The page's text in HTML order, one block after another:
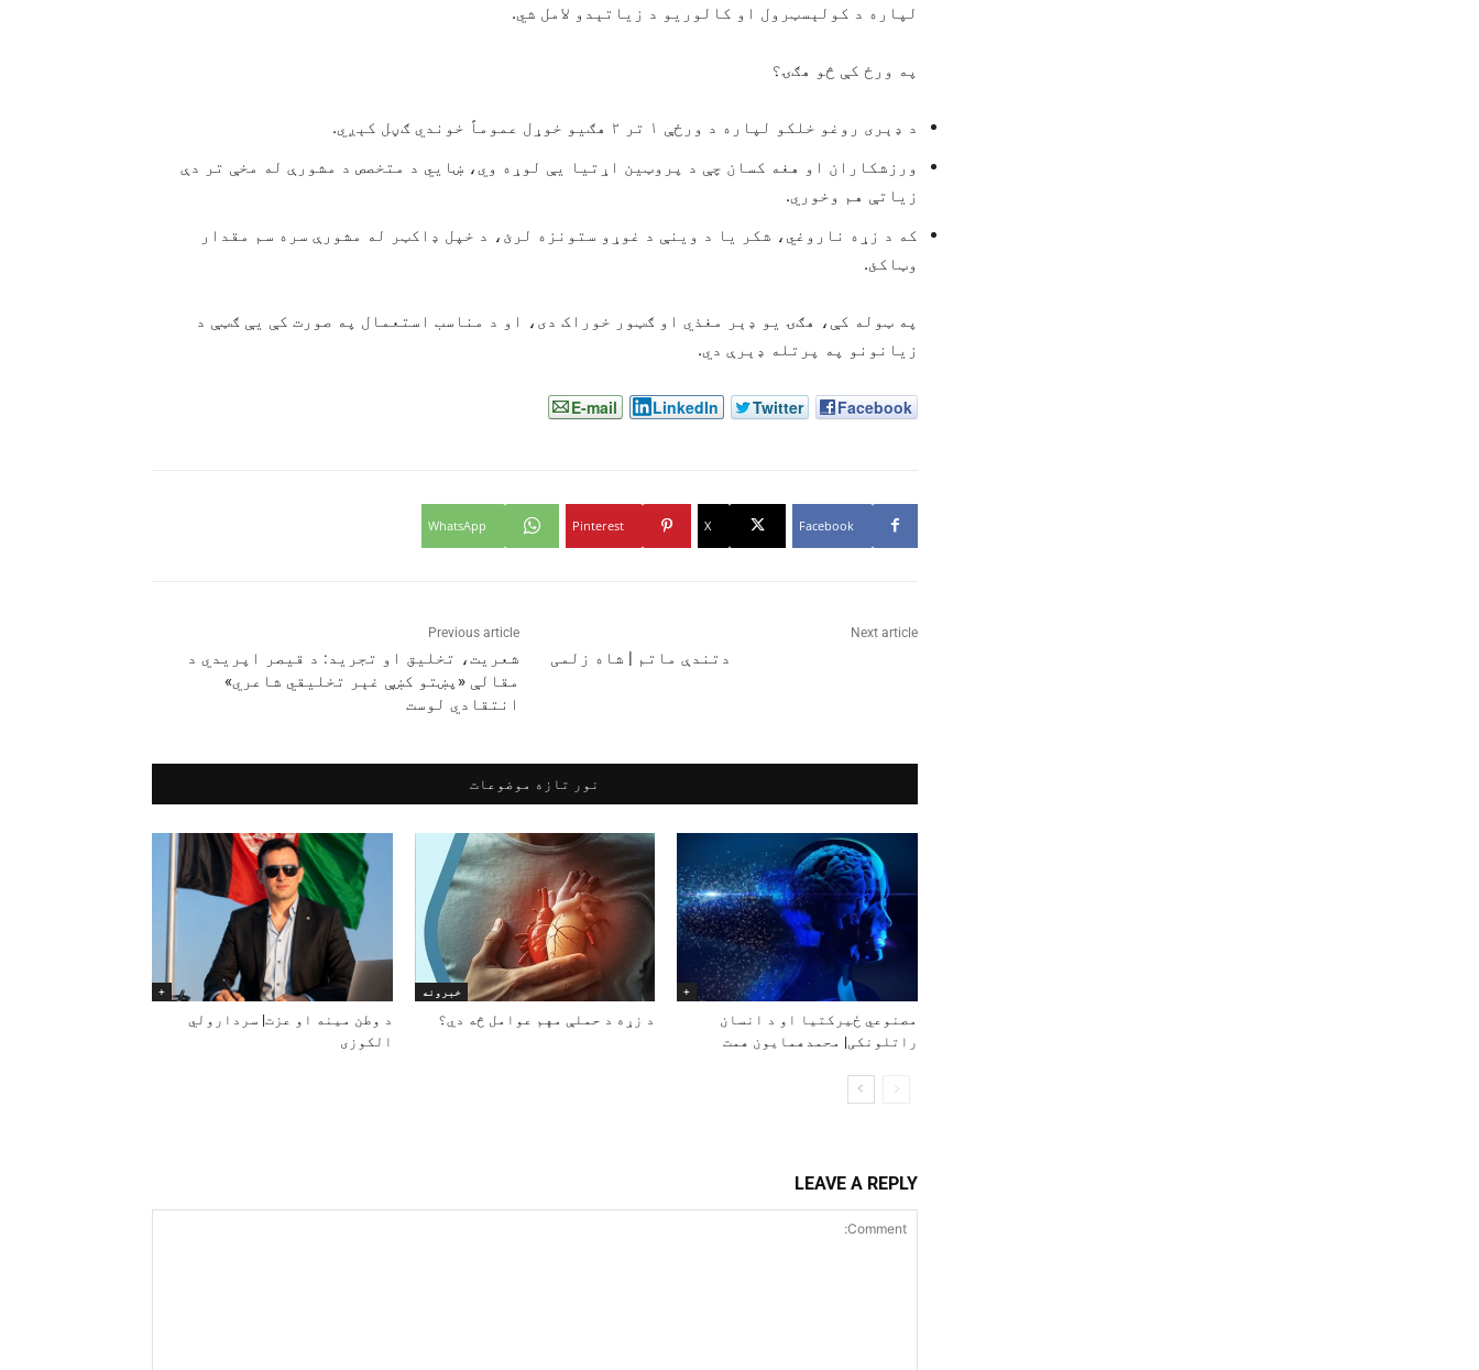
لپاره د کولېسټرول او کالوریو د زیاتېدو لامل شي.
په ورځ کې څو هګۍ؟
د ډېری روغو خلکو لپاره د ورځې ۱ تر ۲ هګیو خوړل عموماً خوندي ګڼل کېږي.
ورزشکاران او هغه کسان چې د پروټین اړتیا یې لوړه وي، ښایي د متخصص د مشورې له مخې تر دې
زیاتې هم وخوري.
که د زړه ناروغي، شکر یا د وینې د غوړو ستونزه لرئ، د خپل ډاکټر له مشورې سره سم مقدار
وټاکئ.
په ټوله کې، هګۍ یو ډېر مغذي او ګټور خوراک دی، او د مناسب استعمال په صورت کې یې ګټې د
زیانونو په پرتله ډېرې دي.
Facebook
Twitter
LinkedIn
E-mail
Facebook
X
Pinterest
WhatsApp
Previous article
شعریت، تخلیق او تجرید: د قیصر اپریدي د
مقالې «پښتو کښې غېر تخلیقي شاعري»
انتقادي لوست
Next article
دتندې ماتم | شاه زلمی
نور تازه موضوعات
+
مصنوعي ځیرکتیا او د انسان
راتلونکی| محمدهمایون همت
خبرونه
د زړه د حملې مهم عوامل څه دي؟
+
د وطن مینه او عزت| سردارولي
الکوزی
LEAVE A REPLY